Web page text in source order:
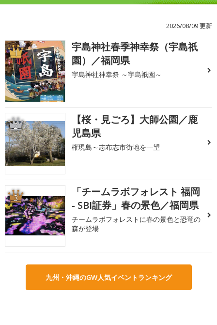
2026/08/09 更新
1
宇島神社春季神幸祭（宇島祇
園）／福岡県
宇島神社神幸祭 ～宇島祇園～
2
【桜・見ごろ】大師公園／鹿
児島県
権現島～志布志市街地を一望
3
「チームラボフォレスト 福岡
- SBI証券」春の景色／福岡県
チームラボフォレストに春の景色と恐竜の
森が登場
九州・沖縄のGW人気イベントランキング